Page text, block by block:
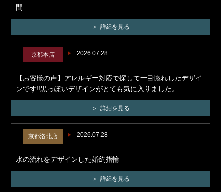
間
詳細を見る
2026.07.28
京都本店
【お客様の声】アレルギー対応で探して一目惚れしたデザイ
ンです!!黒っぽいデザインがとても気に入りました。
詳細を見る
2026.07.28
京都洛北店
水の流れをデザインした婚約指輪
詳細を見る